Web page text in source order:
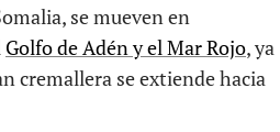
se mueven en
Golfo de Adén y el Mar Rojo, ya
cremallera se extiende hacia